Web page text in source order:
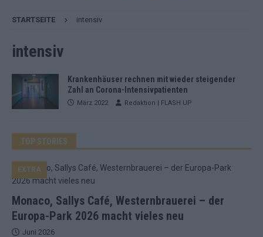
STARTSEITE intensiv
intensiv
Krankenhäuser rechnen mit wieder steigender
Zahl an Corona-Intensivpatienten
März 2022 Redaktion | FLASH UP
TOP STORIES
Monaco, Sallys Café, Westernbrauerei – der
Europa-Park 2026 macht vieles neu
EXTRA
Juni 2026